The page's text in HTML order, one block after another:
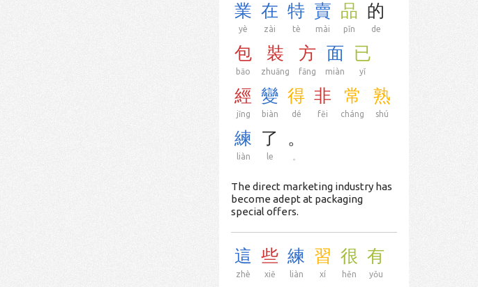
業
yè
在
zài
特
tè
賣
mài
品
pǐn
的
de
包
bāo
裝
zhuāng
方
fāng
面
miàn
已
yǐ
經
jīng
變
biàn
得
dé
非
fēi
常
cháng
熟
shú
練
liàn
了
le
。
The direct marketing industry has
become adept at packaging
special offers.
這
zhè
些
xiē
練
liàn
習
xí
很
hěn
有
yǒu